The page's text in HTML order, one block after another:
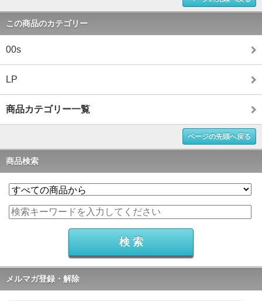
この商品のカテゴリー
00s
LP
商品カテゴリー一覧
ページの先頭へ戻る
商品検索
メルマガ登録・解除